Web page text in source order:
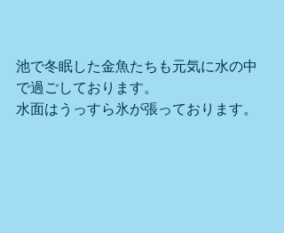
池で冬眠した金魚たちも元気に水の中
で過ごしております。
水面はうっすら氷が張っております。